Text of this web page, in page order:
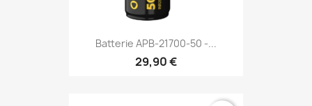
Batterie APB-21700-50 -...
29,90 €